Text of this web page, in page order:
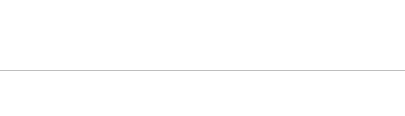
„Cała Europa nam go zazdrości”